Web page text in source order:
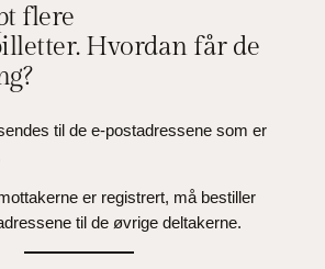
flere
Hvordan får de
til de e-postadressene som er
er registrert, må bestiller
til de øvrige deltakerne.